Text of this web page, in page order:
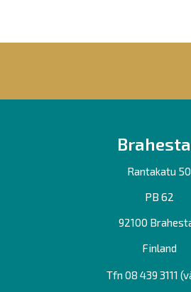
Rantakatu 50
PB 62
92100
Finland
Tfn 08 439 3111